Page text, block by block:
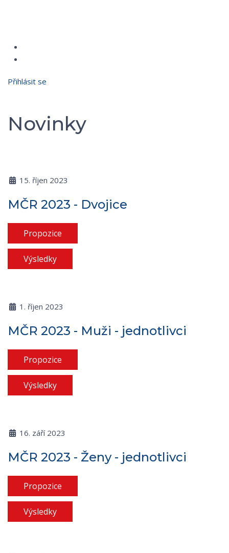
Přihlásit se
Novinky
15. říjen 2023
MČR 2023 - Dvojice
Propozice
Výsledky
1. říjen 2023
MČR 2023 - Muži - jednotlivci
Propozice
Výsledky
16. září 2023
MČR 2023 - Ženy - jednotlivci
Propozice
Výsledky